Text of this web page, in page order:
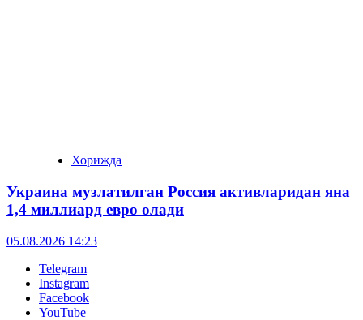
Хорижда
Украина музлатилган Россия активларидан яна
1,4 миллиард евро олади
05.08.2026 14:23
Telegram
Instagram
Facebook
YouTube